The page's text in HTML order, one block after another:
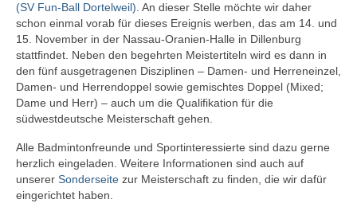
Saison 2023/2024
Tabelle Verbandsliga Nord | Saison
2023/2024
Tabelle Jugendklasse | Saison 2023/2024
Tabelle U19-Mini | Saison 2023/2024
Tabelle U17-Mini | Saison 2023/2024
Tabelle Schülerklasse | Saison 2023/2024
(SV Fun-Ball Dortelweil). An dieser Stelle möchte wir daher
schon einmal vorab für dieses Ereignis werben, das am 14. und
15. November in der Nassau-Oranien-Halle in Dillenburg
stattfindet. Neben den begehrten Meistertiteln wird es dann in
den fünf ausgetragenen Disziplinen – Damen- und Herreneinzel,
Damen- und Herrendoppel sowie gemischtes Doppel (Mixed;
Dame und Herr) – auch um die Qualifikation für die
südwestdeutsche Meisterschaft gehen.
Alle Badmintonfreunde und Sportinteressierte sind dazu gerne
herzlich eingeladen. Weitere Informationen sind auch auf
unserer Sonderseite zur Meisterschaft zu finden, die wir dafür
eingerichtet haben.